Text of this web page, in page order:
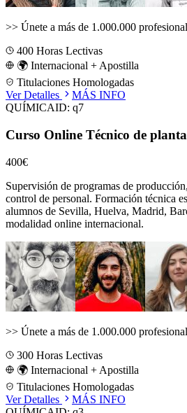
>> Únete a más de 1.000.000
400 Horas Lectivas
🌍 Internacional + Apostilla
Titulaciones Homologadas
Ver Detalles
MÁS INFO
QUÍMICAID: q7
Curso Online Técnico de
400€
Supervisión de programas de
control de personal. Formación técnica
alumnos de Sevilla, Huelva, Madrid,
modalidad online internacional.
>> Únete a más de 1.000.000
300 Horas Lectivas
🌍 Internacional + Apostilla
Titulaciones Homologadas
Ver Detalles
MÁS INFO